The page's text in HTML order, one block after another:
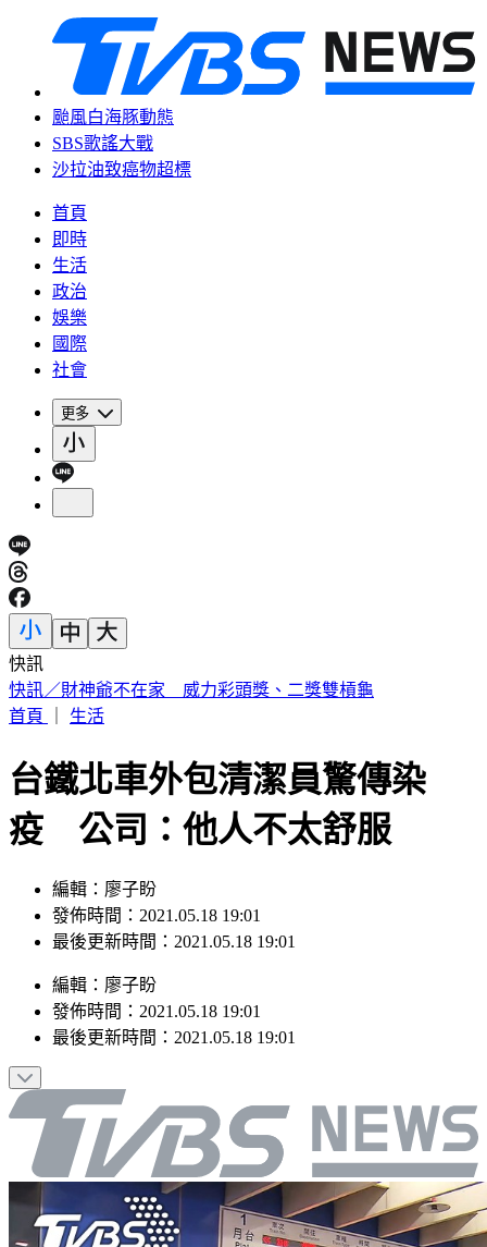
颱風白海豚動態
SBS歌謠大戰
沙拉油致癌物超標
首頁
即時
生活
政治
娛樂
國際
社會
更多
快訊
中國出入境新規將上路 陸委會曝「這類人」最危險
首頁
生活
台鐵北車外包清潔員驚傳染
疫 公司：他人不太舒服
編輯：廖子盼
發佈時間：2021.05.18 19:01
最後更新時間：2021.05.18 19:01
編輯 ： 廖子盼
發佈時間： 2021.05.18 19:01
最後更新時間： 2021.05.18 19:01